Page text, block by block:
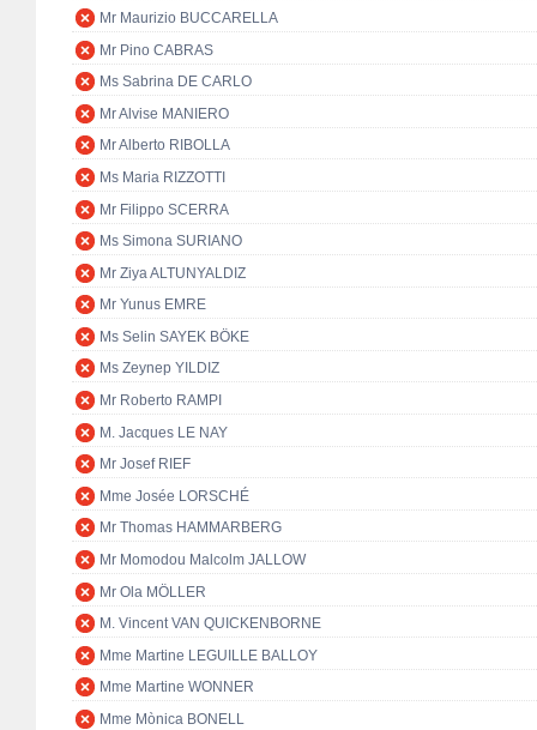
Mr Maurizio BUCCARELLA
Mr Pino CABRAS
Ms Sabrina DE CARLO
Mr Alvise MANIERO
Mr Alberto RIBOLLA
Ms Maria RIZZOTTI
Mr Filippo SCERRA
Ms Simona SURIANO
Mr Ziya ALTUNYALDIZ
Mr Yunus EMRE
Ms Selin SAYEK BÖKE
Ms Zeynep YILDIZ
Mr Roberto RAMPI
M. Jacques LE NAY
Mr Josef RIEF
Mme Josée LORSCHÉ
Mr Thomas HAMMARBERG
Mr Momodou Malcolm JALLOW
Mr Ola MÖLLER
M. Vincent VAN QUICKENBORNE
Mme Martine LEGUILLE BALLOY
Mme Martine WONNER
Mme Mònica BONELL